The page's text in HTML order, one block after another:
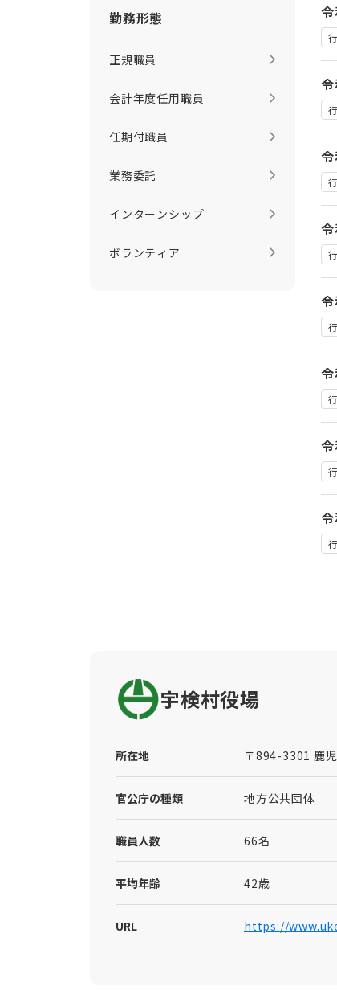
勤務形態
正規職員
会計年度任用職員
任期付職員
業務委託
インターンシップ
ボランティア
宇検村役場
所在地 〒894-3301 鹿
官公庁の種類 地方公共団体
職員人数 66名
平均年齢 42歳
URL https://